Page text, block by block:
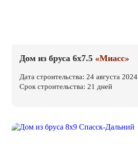
Дом из бруса 6х7.5 «Миасс»
Дата строительства: 24 августа 2024
Срок строительства: 21 дней